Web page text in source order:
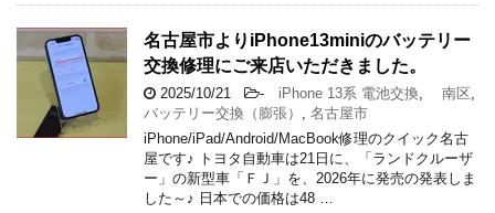
名古屋市よりiPhone13miniのバッテリー
交換修理にご来店いただきました。
2025/10/21 - iPhone 13系 電池交換 南区
バッテリー交換（膨張）
名古屋市
iPhone/iPad/Android/MacBook修理のクイック名古
屋です♪ トヨタ自動車は21日に、「ランドクルーザ
ー」の新型車「ＦＪ」を、2026年に発売の発表しま
した～♪ 日本での価格は48 …